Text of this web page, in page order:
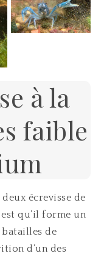
à la
faible
écrevisse de
qu’il forme un
batailles de
d’un des